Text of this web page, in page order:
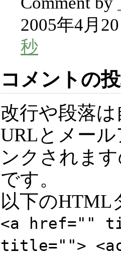
2005年4月
秒
コメントの
改行や段落
URLとメー
ンクされま
です。
以下のHTML
<a href=""
title="">